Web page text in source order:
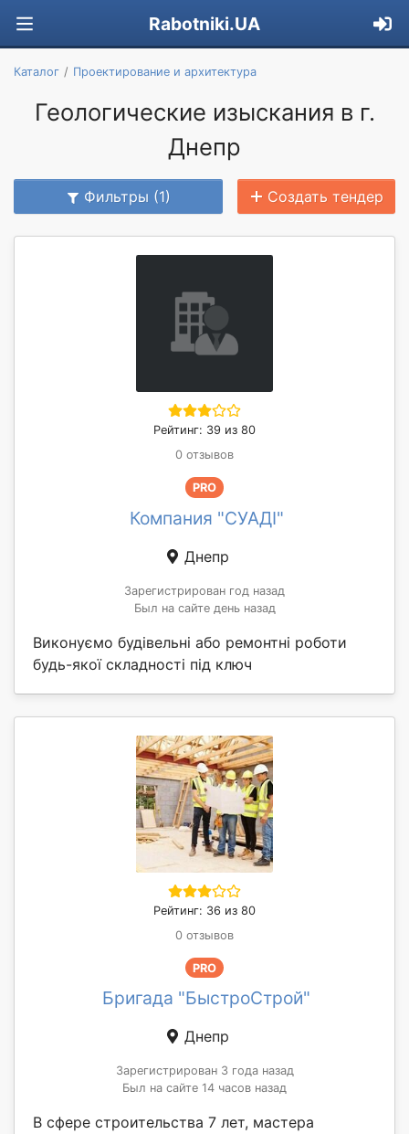
Rabotniki.UA
Каталог Проектирование и архитектура
Геологические изыскания в г.
Днепр
Фильтры (1) Создать тендер
Рейтинг: 39 из 80
0 отзывов
PRO
Компания "СУАДІ"
Днепр
Зарегистрирован год назад
Был на сайте день назад
Виконуємо будівельні або ремонтні роботи
будь-якої складності під ключ
Рейтинг: 36 из 80
0 отзывов
PRO
Бригада "БыстроСтрой"
Днепр
Зарегистрирован 3 года назад
Был на сайте 14 часов назад
В сфере строительства 7 лет, мастера